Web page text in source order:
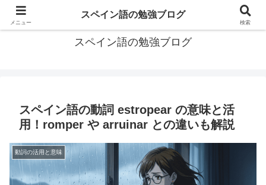
グアテマラで学習したスペイン語の備忘録
スペイン語の勉強ブログ
スペイン語の動詞 estropear の意味と活
用！romper や arruinar との違いも解説
動詞の活用と意味
メニュー
スペイン語の勉強ブログ
検索